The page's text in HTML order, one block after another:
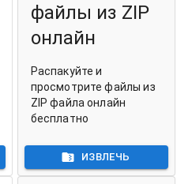
файлы из ZIP
онлайн
Распакуйте и
просмотрите файлы из
ZIP файла онлайн
бесплатно
ИЗВЛЕЧЬ